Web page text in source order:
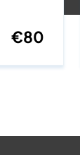
€80